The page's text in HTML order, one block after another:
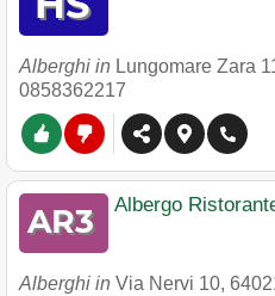
Alberghi in Lungomare Zara
0858362217
Albergo
Alberghi in Via Nervi 10,